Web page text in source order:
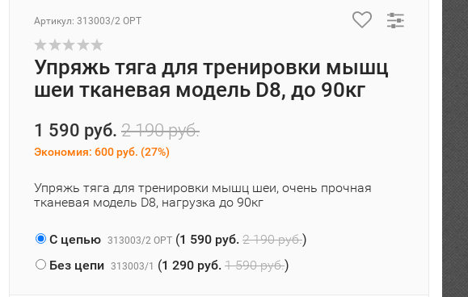
Артикул: 313003/2 OPT
Упряжь тяга для тренировки мышц
шеи тканевая модель D8, до 90кг
1 590 руб. 2 190 руб.
Экономия: 600 руб. (27%)
Упряжь тяга для тренировки мышц шеи, очень прочная
тканевая модель D8, нагрузка до 90кг
С цепью 313003/2 OPT (1 590 руб. 2 190 руб.)
Без цепи 313003/1 (1 290 руб. 1 590 руб.)